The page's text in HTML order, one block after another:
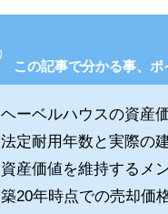
この記事で分かる事、ポ
ヘーベルハウスの資産
法定耐用年数と実際の
資産価値を維持するメ
築20年時点での売却価